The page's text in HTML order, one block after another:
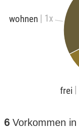
frei
wohnen | 1x
6Vorkommen in